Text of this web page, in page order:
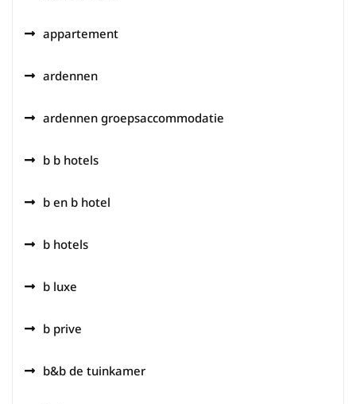
appartement
ardennen
ardennen groepsaccommodatie
b b hotels
b en b hotel
b hotels
b luxe
b prive
b&b de tuinkamer